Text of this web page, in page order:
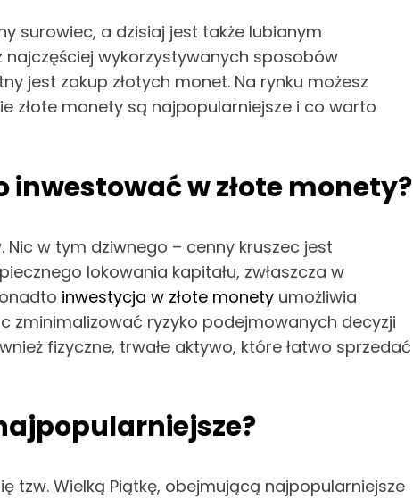
surowiec, a dzisiaj jest także lubianym
wykorzystywanych sposobów
jest zakup złotych monet. Na rynku możesz
złote monety są najpopularniejsze i co warto
inwestować w złote monety?
w tym dziwnego – cenny kruszec jest
lokowania kapitału, zwłaszcza w
inwestycja w złote monety umożliwia
zminimalizować ryzyko podejmowanych decyzji
fizyczne, trwałe aktywo, które łatwo sprzedać
tzw. Wielką Piątkę, obejmującą najpopularniejsze